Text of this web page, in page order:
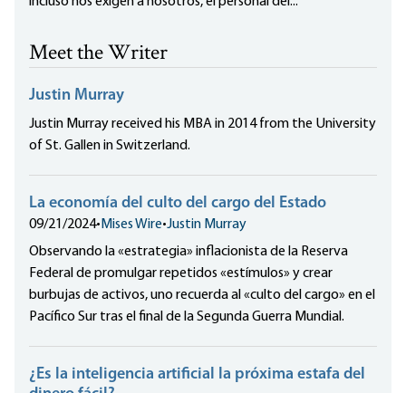
Meet the Writer
Justin Murray
Justin Murray received his MBA in 2014 from the University
of St. Gallen in Switzerland.
La economía del culto del cargo del Estado
09/21/2024• Mises Wire•Justin Murray
Observando la «estrategia» inflacionista de la Reserva
Federal de promulgar repetidos «estímulos» y crear
burbujas de activos, uno recuerda al «culto del cargo» en el
Pacífico Sur tras el final de la Segunda Guerra Mundial.
¿Es la inteligencia artificial la próxima estafa del